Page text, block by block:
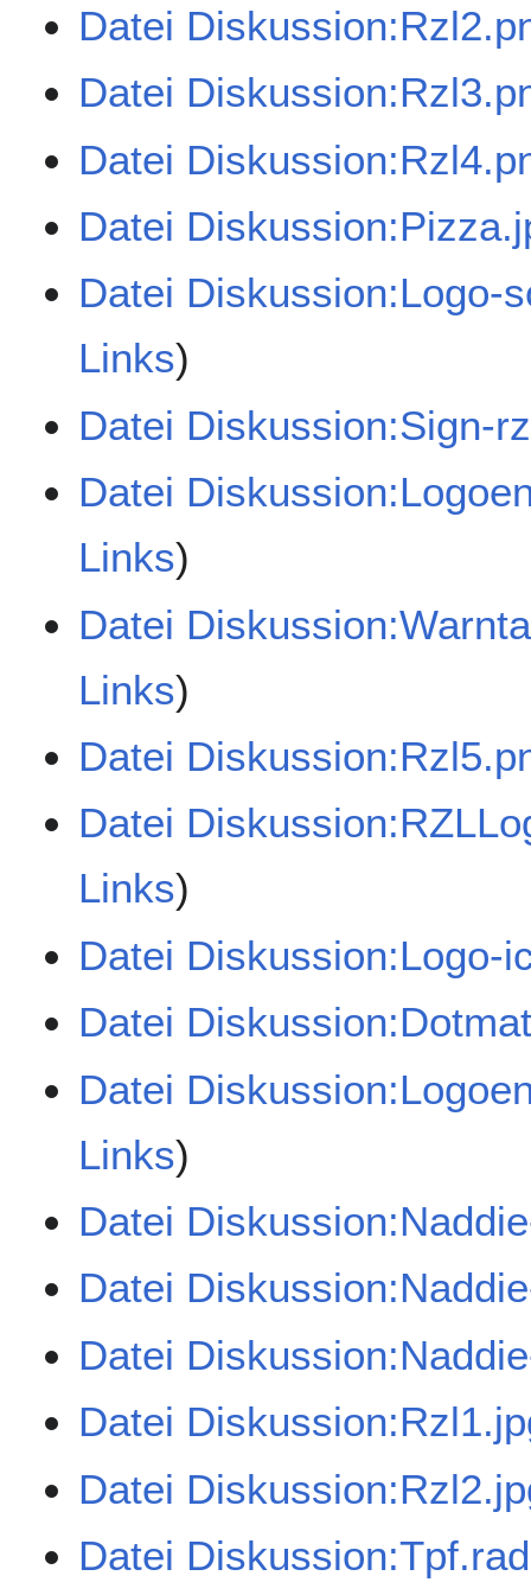
Datei
Datei
Datei
Datei
Datei Diskussion:Logo-
Links)
Datei Diskussion:Sign-
Datei
Links)
Datei
Links)
Datei
Datei
Links)
Datei Diskussion:Logo-
Datei
Datei
Links)
Datei
Datei
Datei
Datei
Datei
Datei